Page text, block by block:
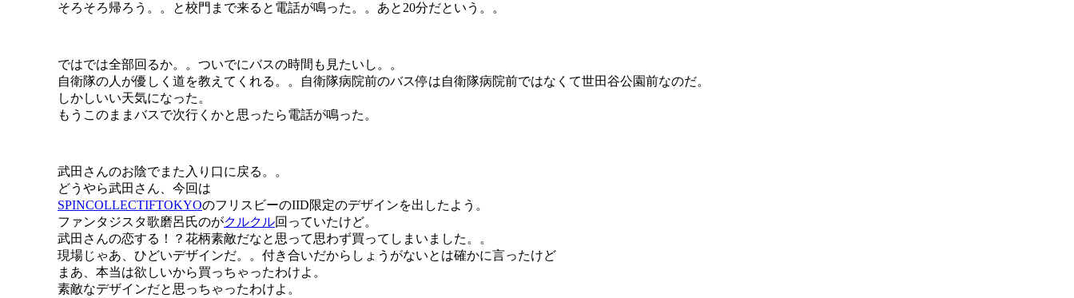
そろそろ帰ろう。。と校門まで来ると電話が鳴った。。あと20分だという。。
ではでは全部回るか。。ついでにバスの時間も見たいし。。
自衛隊の人が優しく道を教えてくれる。。自衛隊病院前のバス停は自衛隊病院前ではなくて世田谷公園前なのだ。
しかしいい天気になった。
もうこのままバスで次行くかと思ったら電話が鳴った。
武田さんのお陰でまた入り口に戻る。。
どうやら武田さん、今回は
SPINCOLLECTIFTOKYOのフリスビーのIID限定のデザインを出したよう。
ファンタジスタ歌磨呂氏のがクルクル回っていたけど。
武田さんの恋する！？花柄素敵だなと思って思わず買ってしまいました。。
現場じゃあ、ひどいデザインだ。。付き合いだからしょうがないとは確かに言ったけど
まあ、本当は欲しいから買っちゃったわけよ。
素敵なデザインだと思っちゃったわけよ。